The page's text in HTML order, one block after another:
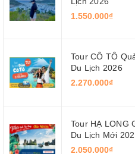
1.550.000₫
Tour CÔ TÔ
Du Lịch 2026
2.270.000₫
Tour HẠ LONG
Du Lịch Mới
2.050.000₫